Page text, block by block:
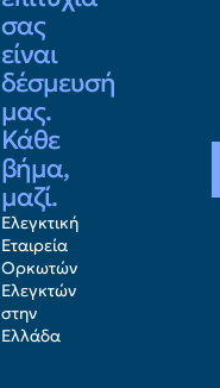
σας
είναι
δέσμευσή
μας.
Κάθε
βήμα,
μαζί.
Ελεγκτική
Εταιρεία
Ορκωτών
Ελεγκτών
στην
Ελλάδα